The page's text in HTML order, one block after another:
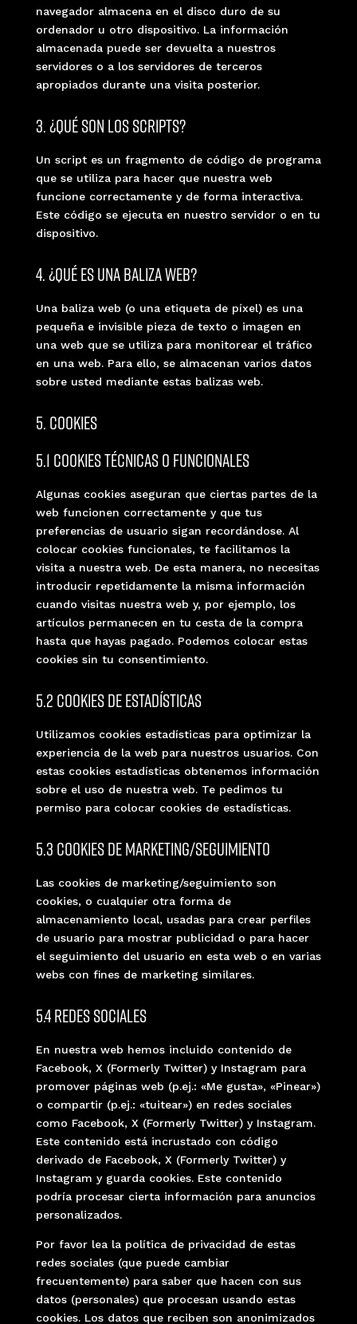
navegador almacena en el disco duro de su
ordenador u otro dispositivo. La información
almacenada puede ser devuelta a nuestros
servidores o a los servidores de terceros
apropiados durante una visita posterior.
3. ¿Qué son los scripts?
Un script es un fragmento de código de programa
que se utiliza para hacer que nuestra web
funcione correctamente y de forma interactiva.
Este código se ejecuta en nuestro servidor o en tu
dispositivo.
4. ¿Qué es una baliza web?
Una baliza web (o una etiqueta de píxel) es una
pequeña e invisible pieza de texto o imagen en
una web que se utiliza para monitorear el tráfico
en una web. Para ello, se almacenan varios datos
sobre usted mediante estas balizas web.
5. Cookies
5.1 Cookies técnicas o funcionales
Algunas cookies aseguran que ciertas partes de la
web funcionen correctamente y que tus
preferencias de usuario sigan recordándose. Al
colocar cookies funcionales, te facilitamos la
visita a nuestra web. De esta manera, no necesitas
introducir repetidamente la misma información
cuando visitas nuestra web y, por ejemplo, los
artículos permanecen en tu cesta de la compra
hasta que hayas pagado. Podemos colocar estas
cookies sin tu consentimiento.
5.2 Cookies de estadísticas
Utilizamos cookies estadísticas para optimizar la
experiencia de la web para nuestros usuarios. Con
estas cookies estadísticas obtenemos información
sobre el uso de nuestra web. Te pedimos tu
permiso para colocar cookies de estadísticas.
5.3 Cookies de marketing/seguimiento
Las cookies de marketing/seguimiento son
cookies, o cualquier otra forma de
almacenamiento local, usadas para crear perfiles
de usuario para mostrar publicidad o para hacer
el seguimiento del usuario en esta web o en varias
webs con fines de marketing similares.
5.4 Redes sociales
En nuestra web hemos incluido contenido de
Facebook, X (Formerly Twitter) y Instagram para
promover páginas web (p.ej.: «Me gusta», «Pinear»)
o compartir (p.ej.: «tuitear») en redes sociales
como Facebook, X (Formerly Twitter) y Instagram.
Este contenido está incrustado con código
derivado de Facebook, X (Formerly Twitter) y
Instagram y guarda cookies. Este contenido
podría procesar cierta información para anuncios
personalizados.
Por favor lea la política de privacidad de estas
redes sociales (que puede cambiar
frecuentemente) para saber que hacen con sus
datos (personales) que procesan usando estas
cookies. Los datos que reciben son anonimizados